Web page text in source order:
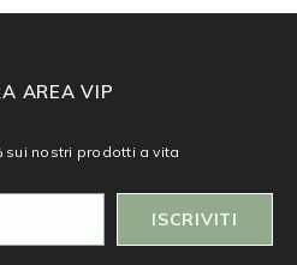
AREA VIP
sui nostri prodotti a vita
ISCRIVITI